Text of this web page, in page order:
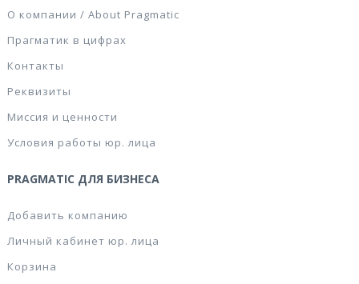
О компании / About Pragmatic
Прагматик в цифрах
Контакты
Реквизиты
Миссия и ценности
Условия работы юр. лица
PRAGMATIC ДЛЯ БИЗНЕСА
Добавить компанию
Личный кабинет юр. лица
Корзина